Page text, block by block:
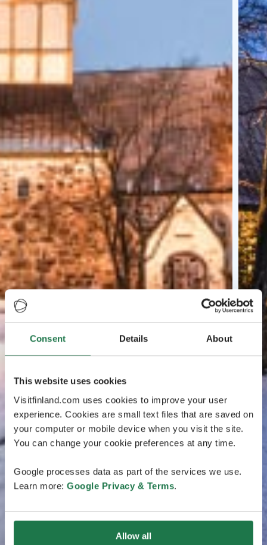
Consent Details About
This website uses cookies
Visitfinland.com uses cookies to improve your user
experience. Cookies are small text files that are saved on
your computer or mobile device when you visit the site.
You can change your cookie preferences at any time.
Google processes data as part of the services we use.
Learn more: Google Privacy & Terms.
Allow all